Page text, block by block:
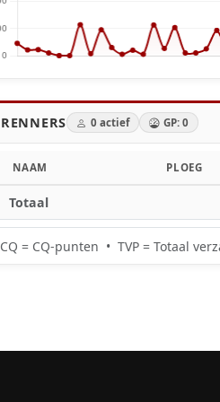
RENNERS 0 actief GP: 0
NAAM PLOEG
Totaal
CQ = CQ-punten • TVP = Totaal